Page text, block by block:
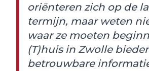
oriënteren zich op de
termijn, maar weten
waar ze moeten
(T)huis in Zwolle
betrouwbare